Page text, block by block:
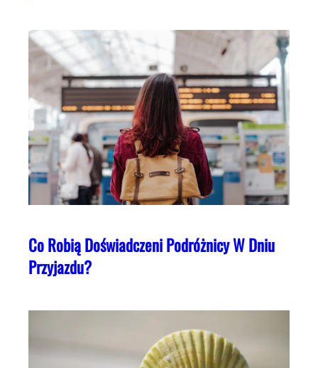
Co Robią Doświadczeni Podróżnicy W Dniu
Przyjazdu?